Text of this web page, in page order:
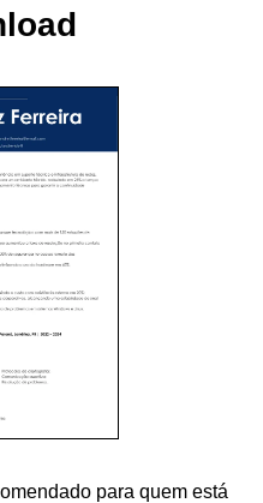
para quem está